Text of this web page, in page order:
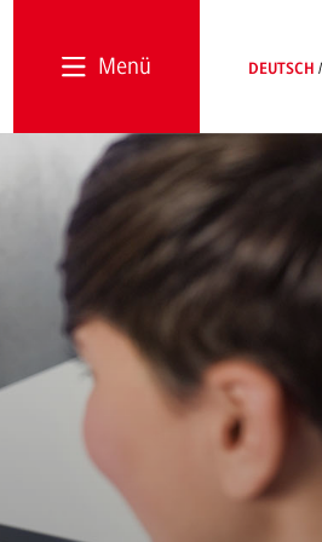
Menü DEUTSCH